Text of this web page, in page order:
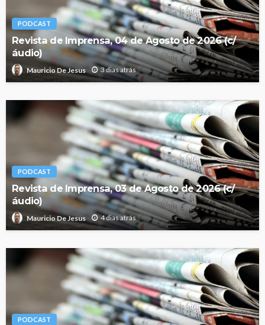
PODCAST
Revista de Imprensa, 04 de Agosto de 2026 (c/
áudio)
Mauricio De Jesus 3 dias atrás
PODCAST
Revista de Imprensa, 03 de Agosto de 2026 (c/
áudio)
Mauricio De Jesus 4 dias atrás
PODCAST